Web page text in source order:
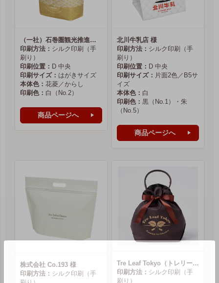
（一社）石巻圏観光推進機構様
印刷方法： シルク印刷（手
刷り）
印刷位置： D 中央
印刷サイズ： はがきサイズ
本体色： 花菱／からし
印刷色： 白（No.2）
商品ページへ
北川牛乳店 様
印刷方法： シルク印刷（手
刷り）
印刷位置： D 中央
印刷サイズ： 片面2色／B5サ
イズ
本体色： 白
印刷色： 黒（No.1）・朱
（No.5）
商品ページへ
株式会社 Co.193 様
印刷方法： シルク印刷（手
Tre Leaf Tokyo（トレリーフ東京） 様
印刷方法： シルク印刷（手
刷り）